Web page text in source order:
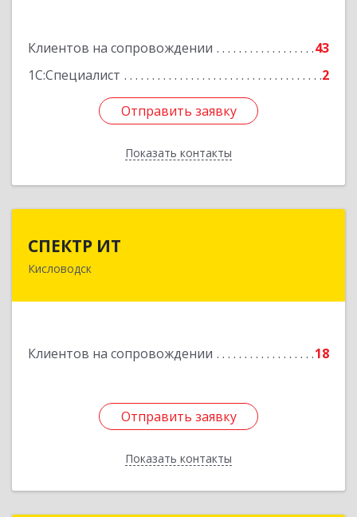
Клиентов на сопровождении
43
1С:Специалист
2
Отправить заявку
Показать контакты
Отправить заявку
Назад
СПЕКТР ИТ
Кисловодск
Клиентов на сопровождении 18
Отправить заявку
Показать контакты
357736, Ставропольский край, Кисловодск г,
Отправить заявку
Назад